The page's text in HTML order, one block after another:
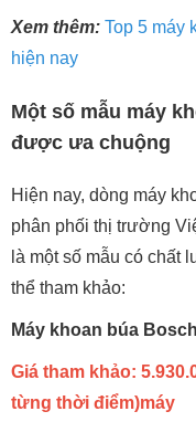
Xem thêm: Top 5 máy
hiện nay
Một số mẫu máy
được ưa chuộng
Hiện nay, dòng máy
phân phối thị trường
là một số mẫu có chất
thể tham khảo:
Máy khoan búa
Giá tham khảo:
từng thời điểm)máy